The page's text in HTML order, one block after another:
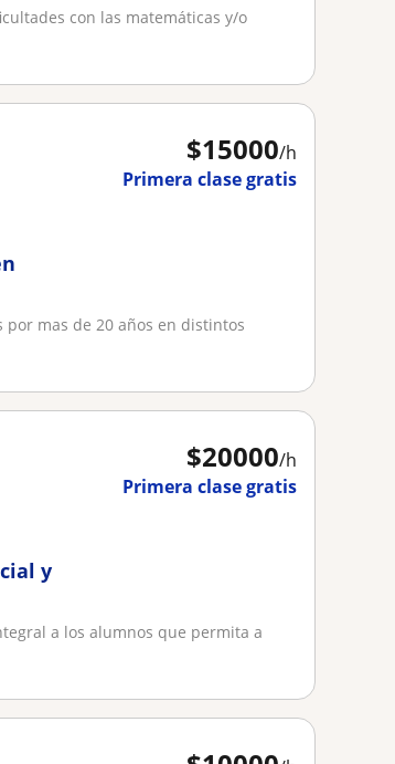
con las matemáticas y/o
$15000/h
Primera clase gratis
mas de 20 años en distintos
$20000/h
Primera clase gratis
y
a los alumnos que permita a